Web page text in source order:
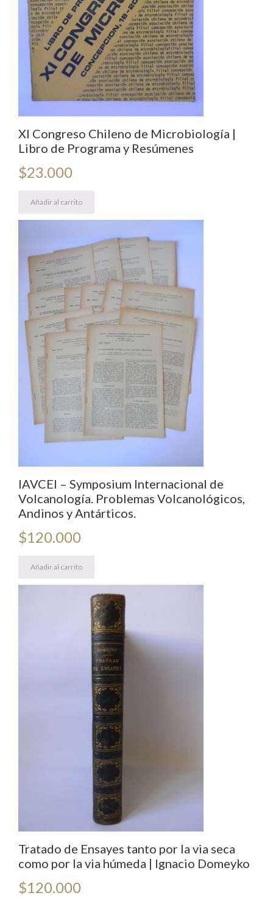
XI Congreso Chileno de Microbiología |
Libro de Programa y Resúmenes
$23.000
Añadir al carrito
IAVCEI – Symposium Internacional de
Volcanología. Problemas Volcanológicos,
Andinos y Antárticos.
$120.000
Añadir al carrito
Tratado de Ensayes tanto por la via seca
como por la via húmeda | Ignacio Domeyko
$120.000